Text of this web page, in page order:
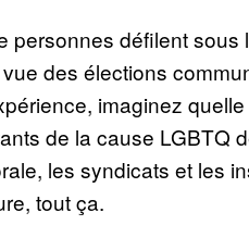
personnes défilent
des élections
imaginez
de la cause
les syndicats et les
tout ça.